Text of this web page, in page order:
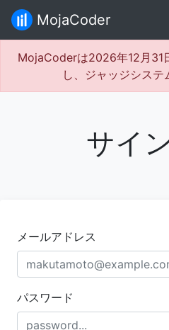
MojaCoder
MojaCoderは2026年12月31
し、ジャッジシステ
サイ
メールアドレス
パスワード